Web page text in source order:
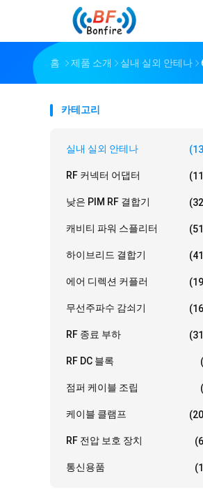
홈 제품 소개 실내 실외 안테나
카테고리
실내 실외 안테나
RF 커넥터 어댑터
낮은 PIM RF 결합기
캐비티 파워 스플리터
하이브리드 결합기
에어 디렉션 커플러
무선주파수 감쇠기
RF 종료 부하
RF DC 블록
점퍼 케이블 조립
케이블 클램프
RF 전압 보호 장치
통신용품